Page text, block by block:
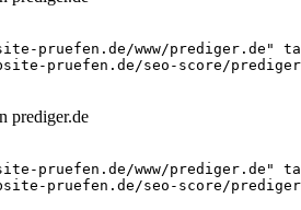
pruefen.de/www/prediger.de"
pruefen.de/seo-score/
pruefen.de/www/prediger.de"
pruefen.de/seo-score/